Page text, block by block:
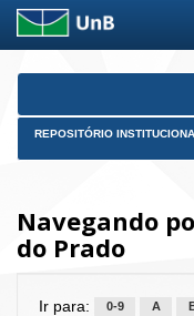
Skip
REPOSITÓRIO
Navegando
do Prado
Ir para: 0-9 A